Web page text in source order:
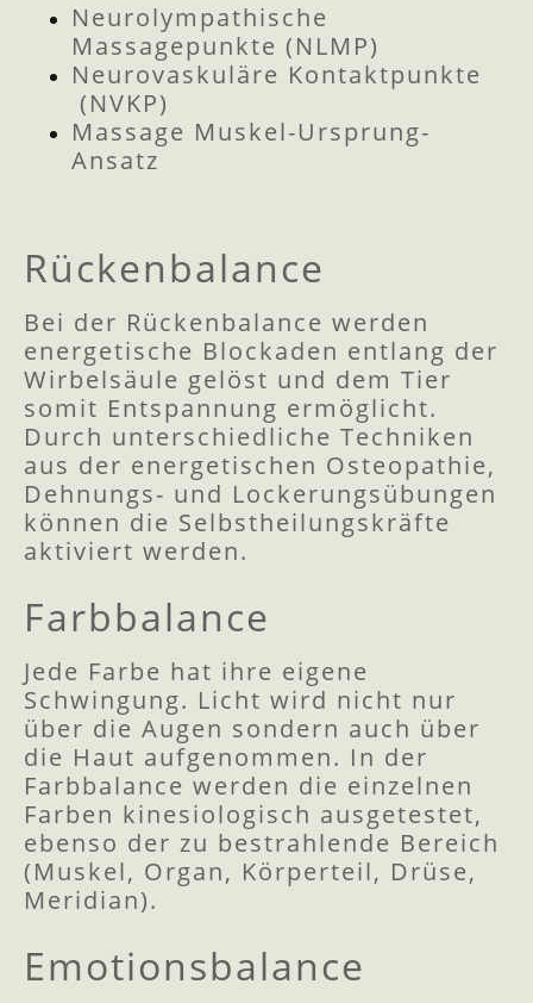
Neurolympathische
Massagepunkte (NLMP)
Neurovaskuläre Kontaktpunkte
(NVKP)
Massage Muskel-Ursprung-
Ansatz
Rückenbalance
Bei der Rückenbalance werden
energetische Blockaden entlang der
Wirbelsäule gelöst und dem Tier
somit Entspannung ermöglicht.
Durch unterschiedliche Techniken
aus der energetischen Osteopathie,
Dehnungs- und Lockerungsübungen
können die Selbstheilungskräfte
aktiviert werden.
Farbbalance
Jede Farbe hat ihre eigene
Schwingung. Licht wird nicht nur
über die Augen sondern auch über
die Haut aufgenommen. In der
Farbbalance werden die einzelnen
Farben kinesiologisch ausgetestet,
ebenso der zu bestrahlende Bereich
(Muskel, Organ, Körperteil, Drüse,
Meridian).
Emotionsbalance